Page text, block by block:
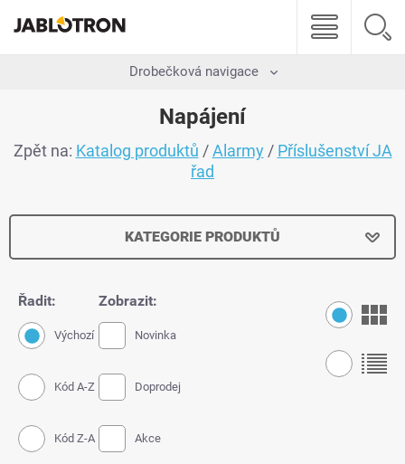
Drobečková navigace
Napájení
Zpět na: Katalog produktů /Alarmy/ Příslušenství JA
řad
KATEGORIE PRODUKTŮ
Řadit:
Výchozí
Kód A-Z
Kód Z-A
Zobrazit:
Novinka
Doprodej
Akce